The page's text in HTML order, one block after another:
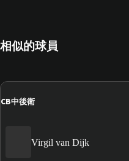
相似的球員
CB中後衛
Virgil van Dijk